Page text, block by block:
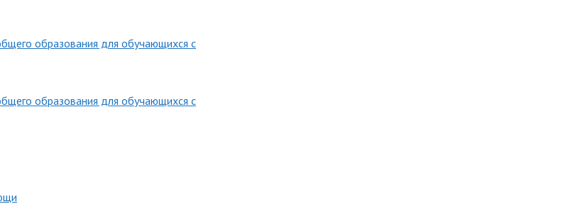
образования для обучающихся с
образования для обучающихся с